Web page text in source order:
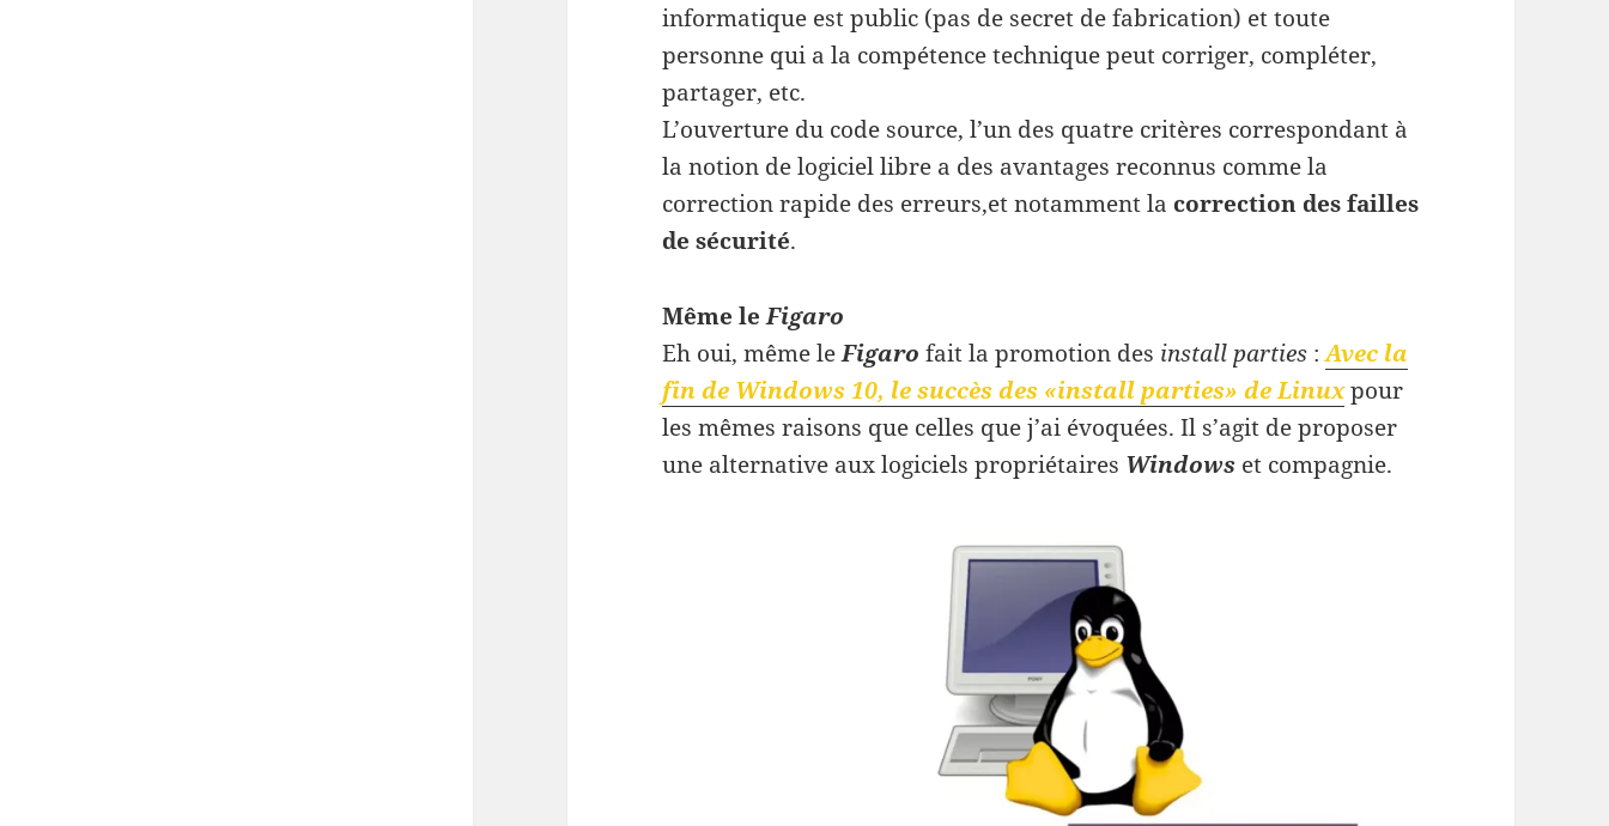
informatique est public (pas de secret de fabrication) et toute
personne qui a la compétence technique peut corriger, compléter,
partager, etc.
L’ouverture du code source, l’un des quatre critères correspondant à
la notion de logiciel libre a des avantages reconnus comme la
correction rapide des erreurs,et notamment la correction des failles
de sécurité.
Même leFigaro
Eh oui, même leFigaro fait la promotion des install parties :Avec la
fin de Windows 10, le succès des «install parties» de Linuxpour
les mêmes raisons que celles que j’ai évoquées. Il s’agit de proposer
une alternative aux logiciels propriétaires Windows et compagnie.